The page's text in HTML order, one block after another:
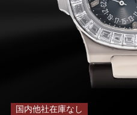
国内他社在庫なし